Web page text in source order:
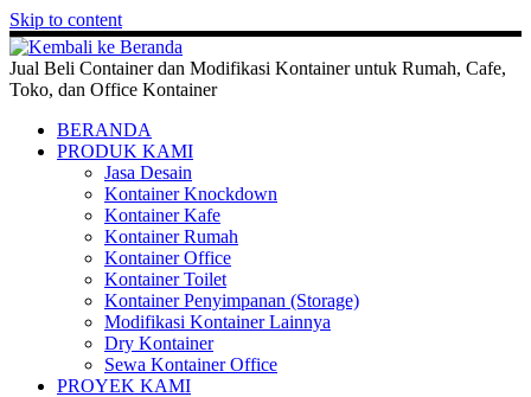
Skip to content
Jual Beli Container dan Modifikasi Kontainer untuk Rumah, Cafe,
Toko, dan Office Kontainer
BERANDA
PRODUK KAMI
Jasa Desain
Kontainer Knockdown
Kontainer Kafe
Kontainer Rumah
Kontainer Office
Kontainer Toilet
Kontainer Penyimpanan (Storage)
Modifikasi Kontainer Lainnya
Dry Kontainer
Sewa Kontainer Office
PROYEK KAMI